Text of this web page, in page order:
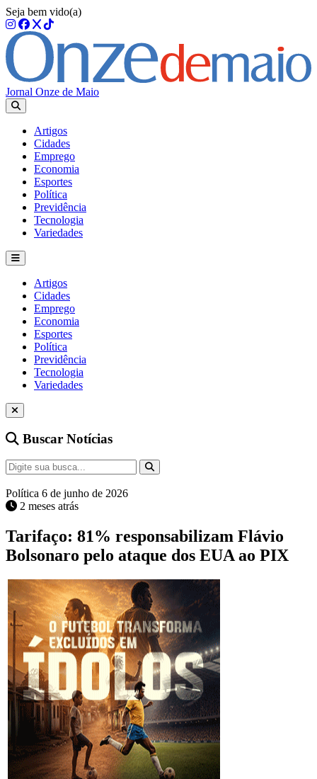
Seja bem vido(a)
Jornal Onze de Maio
Artigos
Cidades
Emprego
Economia
Esportes
Política
Previdência
Tecnologia
Variedades
Artigos
Cidades
Emprego
Economia
Esportes
Política
Previdência
Tecnologia
Variedades
Buscar Notícias
Política 6 de junho de 2026
2 meses atrás
Tarifaço: 81% responsabilizam Flávio
Bolsonaro pelo ataque dos EUA ao PIX